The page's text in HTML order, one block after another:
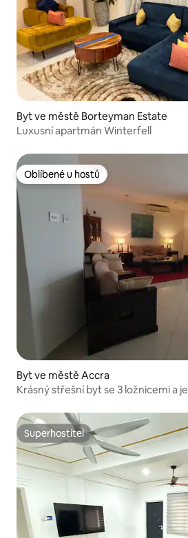
Byt ve městě Borteyman Estate
Luxusní apartmán Winterfell
Oblíbené u hostů
Oblíbené u hostů
Byt ve městě Accra
Krásný střešní byt se 3 ložnicemi a
Superhostitel
Superhostitel